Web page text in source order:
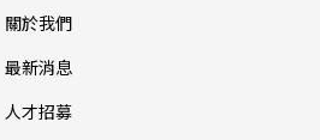
關於我們
最新消息
人才招募